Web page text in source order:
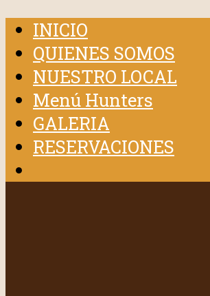
INICIO
QUIENES SOMOS
NUESTRO LOCAL
Menú Hunters
GALERIA
RESERVACIONES